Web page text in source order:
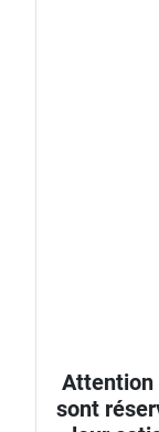
Attention
sont